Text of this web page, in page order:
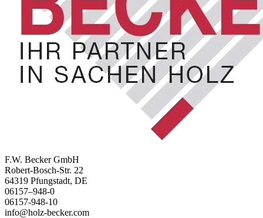
F.W. Becker GmbH
Robert-Bosch-Str. 22
64319 Pfungstadt, DE
06157–948-0
06157-948-10
info@holz-becker.com